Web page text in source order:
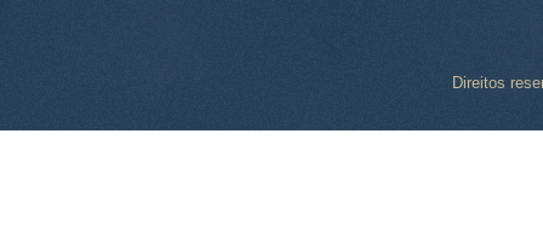
Direitos